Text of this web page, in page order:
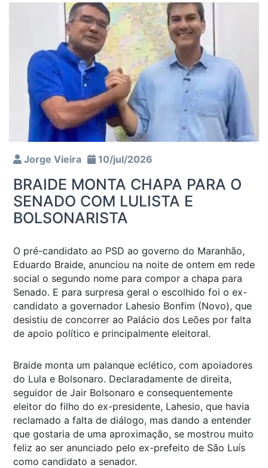
Jorge Vieira 10/jul/2026
BRAIDE MONTA CHAPA PARA O
SENADO COM LULISTA E
BOLSONARISTA
O pré-candidato ao PSD ao governo do Maranhão,
Eduardo Braide, anunciou na noite de ontem em rede
social o segundo nome para compor a chapa para
Senado. E para surpresa geral o escolhido foi o ex-
candidato a governador Lahesio Bonfim (Novo), que
desistiu de concorrer ao Palácio dos Leões por falta
de apoio político e principalmente eleitoral.
Braide monta um palanque eclético, com apoiadores
do Lula e Bolsonaro. Declaradamente de direita,
seguidor de Jair Bolsonaro e consequentemente
eleitor do filho do ex-presidente, Lahesio, que havia
reclamado a falta de diálogo, mas dando a entender
que gostaria de uma aproximação, se mostrou muito
feliz ao ser anunciado pelo ex-prefeito de São Luís
como candidato a senador.